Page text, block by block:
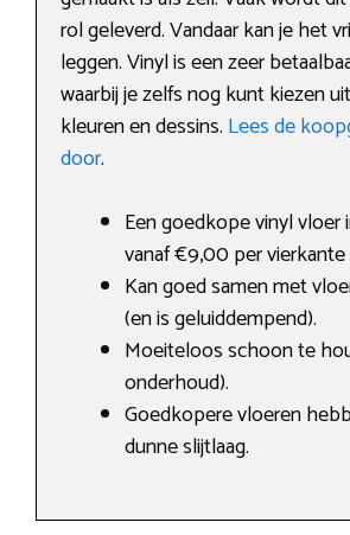
rol geleverd. Vandaar kan je het
leggen. Vinyl is een zeer
waarbij je zelfs nog kunt kiezen
kleuren en dessins. Lees de
door.
Een goedkope vinyl vloer
vanaf €9,00 per
Kan goed samen met
(en is geluiddempend).
Moeiteloos schoon te
onderhoud).
Goedkopere vloeren
dunne slijtlaag.